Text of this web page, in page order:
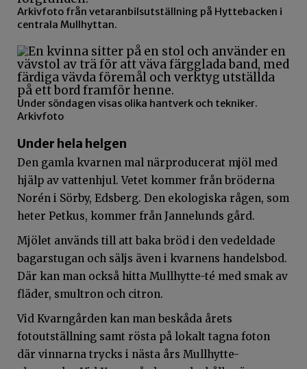
Arkivfoto från vetaranbilsutställning på Hyttebacken i
centrala Mullhyttan.
Under söndagen visas olika hantverk och tekniker.
Arkivfoto
Under hela helgen
Den gamla kvarnen mal närproducerat mjöl med
hjälp av vattenhjul. Vetet kommer från bröderna
Norén i Sörby, Edsberg. Den ekologiska rågen, som
heter Petkus, kommer från Jannelunds gård.
Mjölet används till att baka bröd i den vedeldade
bagarstugan och säljs även i kvarnens handelsbod.
Där kan man också hitta Mullhytte-té med smak av
fläder, smultron och citron.
Vid Kvarngården kan man beskåda årets
fotoutställning samt rösta på lokalt tagna foton
där vinnarna trycks i nästa års Mullhytte-